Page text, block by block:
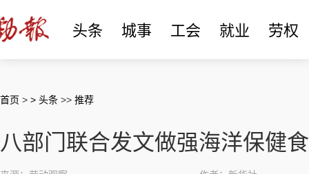
头条 城事 工会 就业 劳权
首页 > > 头条 >> 推荐
八部门联合发文做强海洋保健